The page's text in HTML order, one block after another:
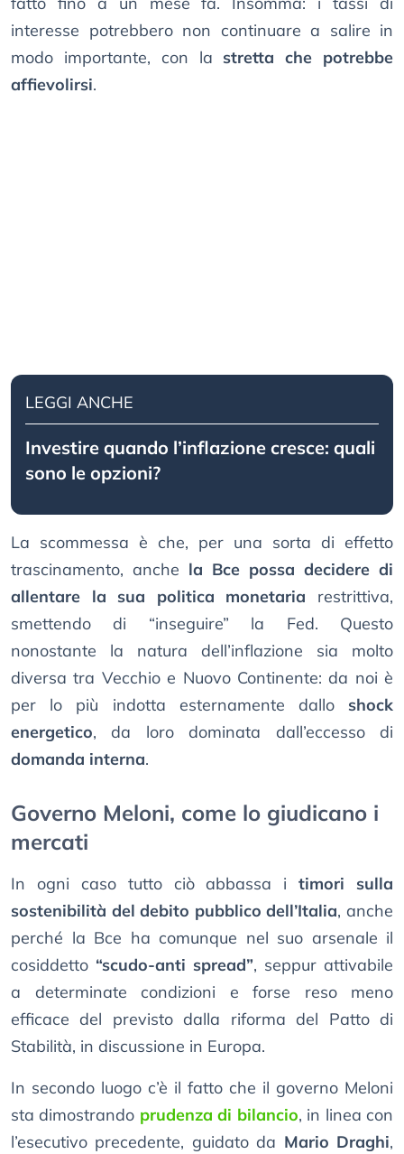
interesse potrebbero non continuare a salire in
modo importante, con la stretta che potrebbe
affievolirsi.
LEGGI ANCHE
Investire quando l’inflazione cresce: quali
sono le opzioni?
La scommessa è che, per una sorta di effetto
trascinamento, anche la Bce possa decidere di
allentare la sua politica monetaria restrittiva,
smettendo di “inseguire” la Fed. Questo
nonostante la natura dell’inflazione sia molto
diversa tra Vecchio e Nuovo Continente: da noi è
per lo più indotta esternamente dallo shock
energetico, da loro dominata dall’eccesso di
domanda interna.
Governo Meloni, come lo giudicano i
mercati
In ogni caso tutto ciò abbassa itimori sulla
sostenibilità del debito pubblico dell’Italia, anche
perché la Bce ha comunque nel suo arsenale il
cosiddetto “scudo-anti spread”, seppur attivabile
a determinate condizioni e forse reso meno
efficace del previsto dalla riforma del Patto di
Stabilità, in discussione in Europa.
In secondo luogo c’è il fatto che il governo Meloni
sta dimostrando prudenza di bilancio, in linea con
l’esecutivo precedente, guidato da Mario Draghi,